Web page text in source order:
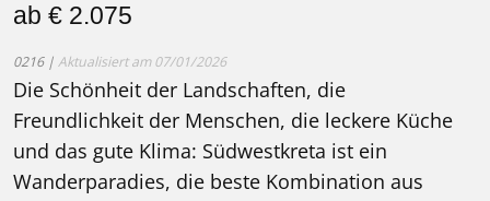
ab € 2.075
0216 | Aktualisiert am 07/01/2026
Die Schönheit der Landschaften, die
Freundlichkeit der Menschen, die leckere Küche
und das gute Klima: Südwestkreta ist ein
Wanderparadies, die beste Kombination aus